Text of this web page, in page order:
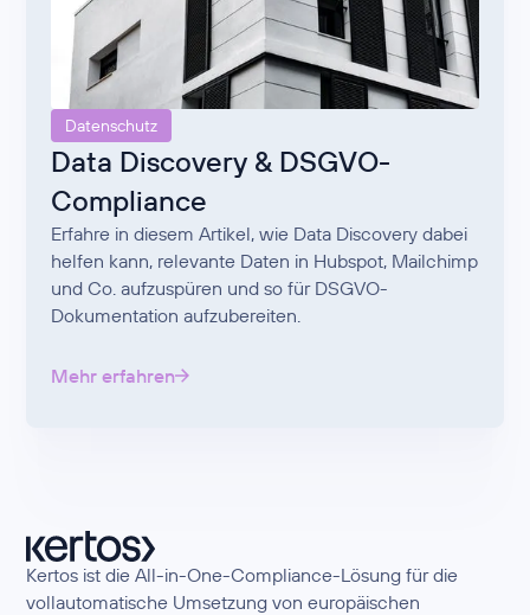
Datenschutz
Data Discovery & DSGVO-
Compliance
Erfahre in diesem Artikel, wie Data Discovery dabei
helfen kann, relevante Daten in Hubspot, Mailchimp
und Co. aufzuspüren und so für DSGVO-
Dokumentation aufzubereiten.
Mehr erfahren
Kertos ist die All-in-One-Compliance-Lösung für die
vollautomatische Umsetzung von europäischen